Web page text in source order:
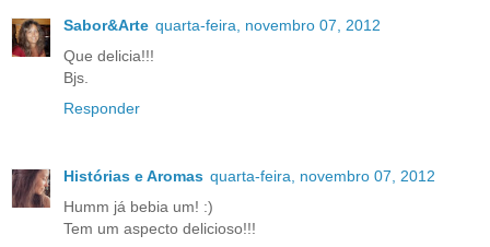
Sabor&Arte quarta-feira, novembro 07, 2012
Que delicia!!!
Bjs.
Responder
Histórias e Aromas quarta-feira, novembro 07, 2012
Humm já bebia um! :)
Tem um aspecto delicioso!!!